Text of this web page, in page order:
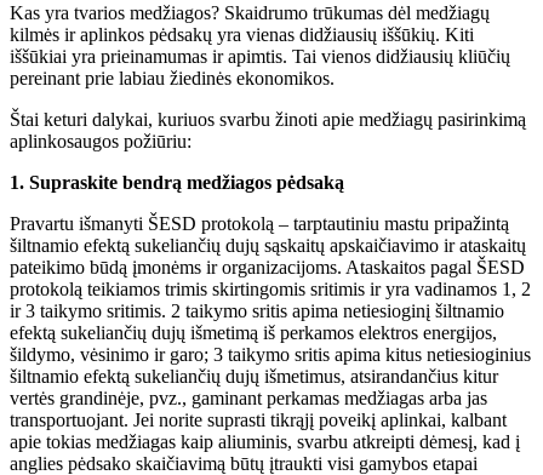
Kas yra tvarios medžiagos? Skaidrumo trūkumas dėl medžiagų
kilmės ir aplinkos pėdsakų yra vienas didžiausių iššūkių. Kiti
iššūkiai yra prieinamumas ir apimtis. Tai vienos didžiausių kliūčių
pereinant prie labiau žiedinės ekonomikos.
Štai keturi dalykai, kuriuos svarbu žinoti apie medžiagų pasirinkimą
aplinkosaugos požiūriu:
1. Supraskite bendrą medžiagos pėdsaką
Pravartu išmanyti ŠESD protokolą – tarptautiniu mastu pripažintą
šiltnamio efektą sukeliančių dujų sąskaitų apskaičiavimo ir ataskaitų
pateikimo būdą įmonėms ir organizacijoms. Ataskaitos pagal ŠESD
protokolą teikiamos trimis skirtingomis sritimis ir yra vadinamos 1, 2
ir 3 taikymo sritimis. 2 taikymo sritis apima netiesioginį šiltnamio
efektą sukeliančių dujų išmetimą iš perkamos elektros energijos,
šildymo, vėsinimo ir garo; 3 taikymo sritis apima kitus netiesioginius
šiltnamio efektą sukeliančių dujų išmetimus, atsirandančius kitur
vertės grandinėje, pvz., gaminant perkamas medžiagas arba jas
transportuojant. Jei norite suprasti tikrąjį poveikį aplinkai, kalbant
apie tokias medžiagas kaip aliuminis, svarbu atkreipti dėmesį, kad į
anglies pėdsako skaičiavimą būtų įtraukti visi gamybos etapai